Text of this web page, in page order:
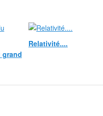
grand
Relativité....